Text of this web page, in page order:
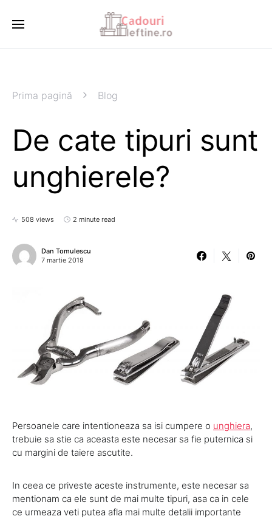
Prima pagină Blog
De cate tipuri sunt
unghierele?
508 views 2 minute read
Dan Tomulescu
7 martie 2019
Persoanele care intentioneaza sa isi cumpere o unghiera,
trebuie sa stie ca aceasta este necesar sa fie puternica si
cu margini de taiere ascutite.
In ceea ce priveste aceste instrumente, este necesar sa
mentionam ca ele sunt de mai multe tipuri, asa ca in cele
ce urmeaza veti putea afla mai multe detalii importante